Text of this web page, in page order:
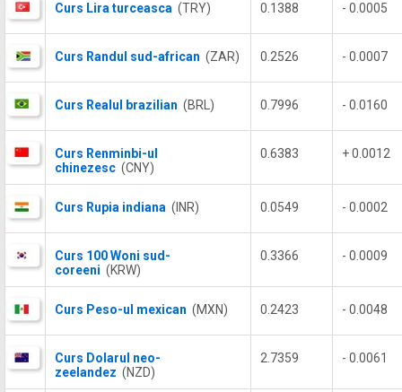
Curs Lira turceasca (TRY) 0.1388 - 0.0005
Curs Randul sud-african (ZAR) 0.2526 - 0.0007
Curs Realul brazilian (BRL) 0.7996 - 0.0160
Curs Renminbi-ul
chinezesc (CNY)
0.6383 + 0.0012
Curs Rupia indiana (INR) 0.0549 - 0.0002
Curs 100 Woni sud-
coreeni (KRW)
0.3366 - 0.0009
Curs Peso-ul mexican (MXN) 0.2423 - 0.0048
Curs Dolarul neo-
zeelandez (NZD)
2.7359 - 0.0061